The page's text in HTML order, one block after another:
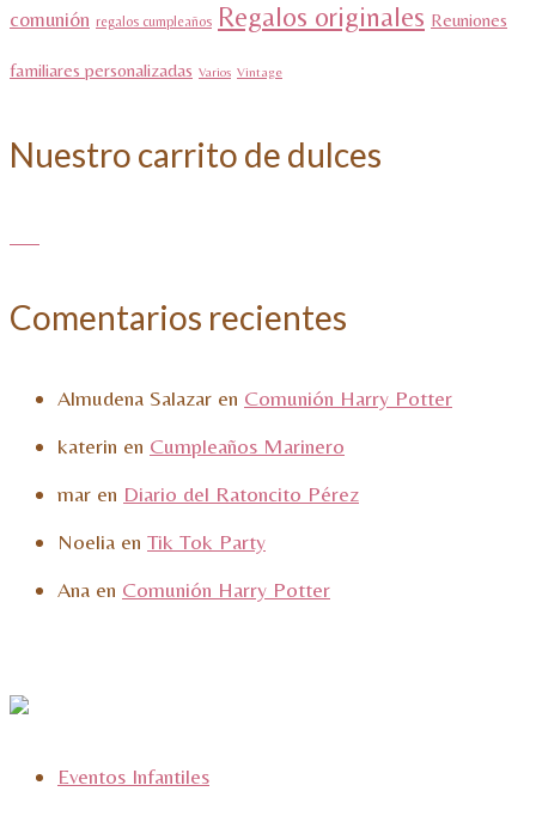
comunión regalos cumpleaños Regalos originales Reuniones
familiares personalizadas Varios Vintage
Nuestro carrito de dulces
Comentarios recientes
Almudena Salazar en Comunión Harry Potter
katerin en Cumpleaños Marinero
mar en Diario del Ratoncito Pérez
Noelia en Tik Tok Party
Ana en Comunión Harry Potter
Eventos Infantiles